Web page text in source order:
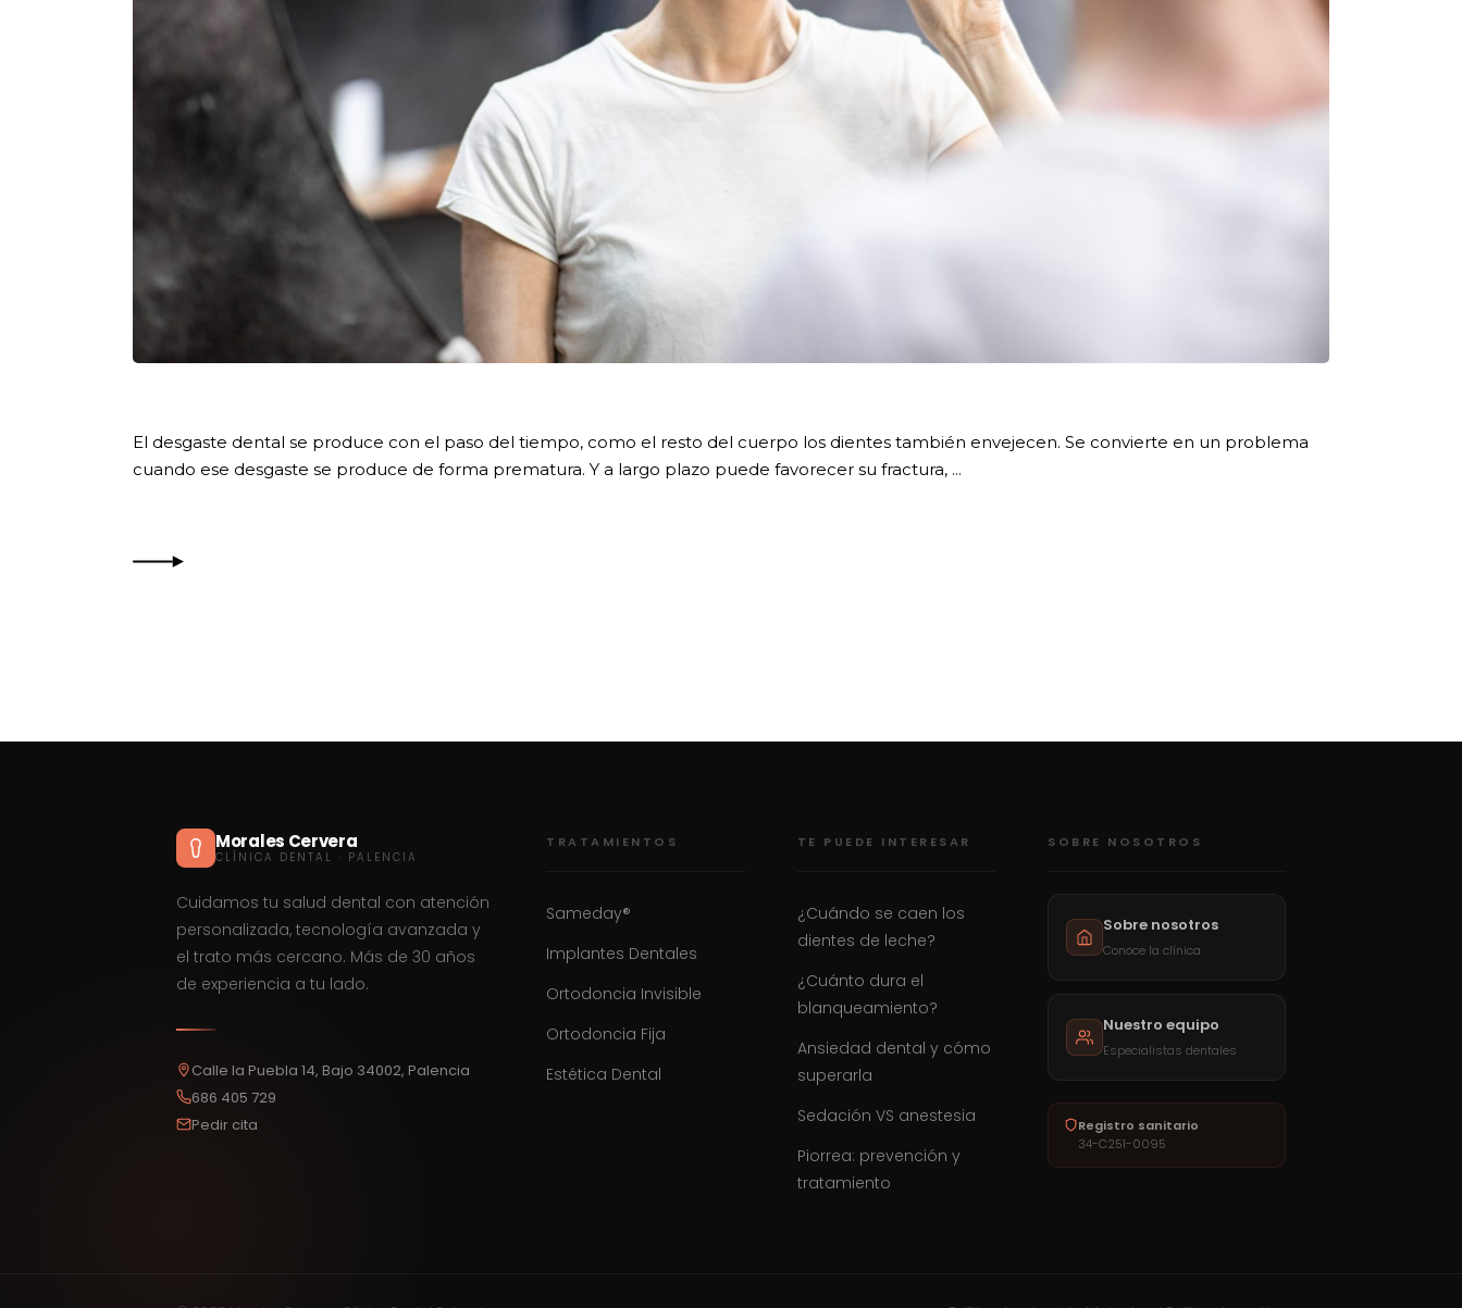
El desgaste dental se produce con el paso del tiempo, como el resto del cuerpo los dientes también envejecen. Se convierte en un problema
cuando ese desgaste se produce de forma prematura. Y a largo plazo puede favorecer su fractura,
Morales Cervera
CLÍNICA DENTAL · PALENCIA
Cuidamos tu salud dental con atención
personalizada, tecnología avanzada y
el trato más cercano. Más de 30 años
de experiencia a tu lado.
Calle la Puebla 14, Bajo 34002, Palencia
686 405 729
Pedir cita
TRATAMIENTOS
Sameday®
Implantes Dentales
Ortodoncia Invisible
Ortodoncia Fija
Estética Dental
TE PUEDE INTERESAR
¿Cuándo se caen los
dientes de leche?
¿Cuánto dura el
blanqueamiento?
Ansiedad dental y cómo
superarla
Sedación VS anestesia
Piorrea: prevención y
tratamiento
SOBRE NOSOTROS
Sobre nosotros
Conoce la clínica
Nuestro equipo
Especialistas dentales
Registro sanitario
34-C251-0095